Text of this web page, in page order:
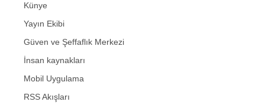
Künye
Yayın Ekibi
Güven ve Şeffaflık Merkezi
İnsan kaynakları
Mobil Uygulama
RSS Akışları